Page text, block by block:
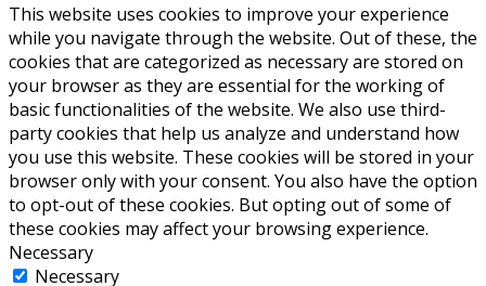
This website uses cookies to improve your experience
while you navigate through the website. Out of these, the
cookies that are categorized as necessary are stored on
your browser as they are essential for the working of
basic functionalities of the website. We also use third-
party cookies that help us analyze and understand how
you use this website. These cookies will be stored in your
browser only with your consent. You also have the option
to opt-out of these cookies. But opting out of some of
these cookies may affect your browsing experience.
Necessary
Necessary